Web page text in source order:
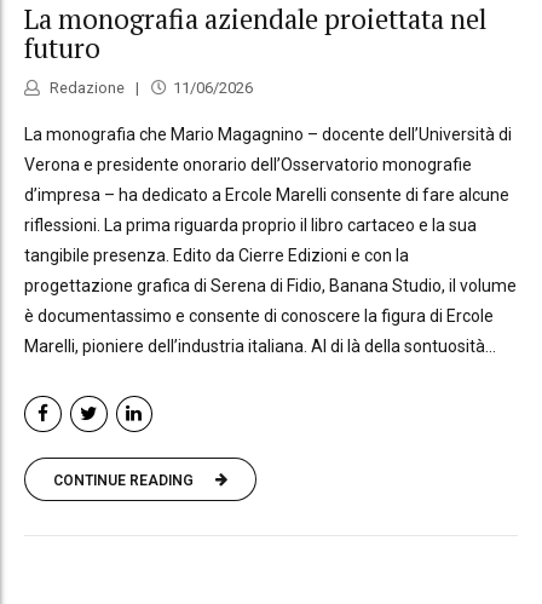
La monografia aziendale proiettata nel
futuro
Redazione 11/06/2026
La monografia che Mario Magagnino – docente dell’Università di
Verona e presidente onorario dell’Osservatorio monografie
d’impresa – ha dedicato a Ercole Marelli consente di fare alcune
riflessioni. La prima riguarda proprio il libro cartaceo e la sua
tangibile presenza. Edito da Cierre Edizioni e con la
progettazione grafica di Serena di Fidio, Banana Studio, il volume
è documentassimo e consente di conoscere la figura di Ercole
Marelli, pioniere dell’industria italiana. Al di là della sontuosità...
CONTINUE READING